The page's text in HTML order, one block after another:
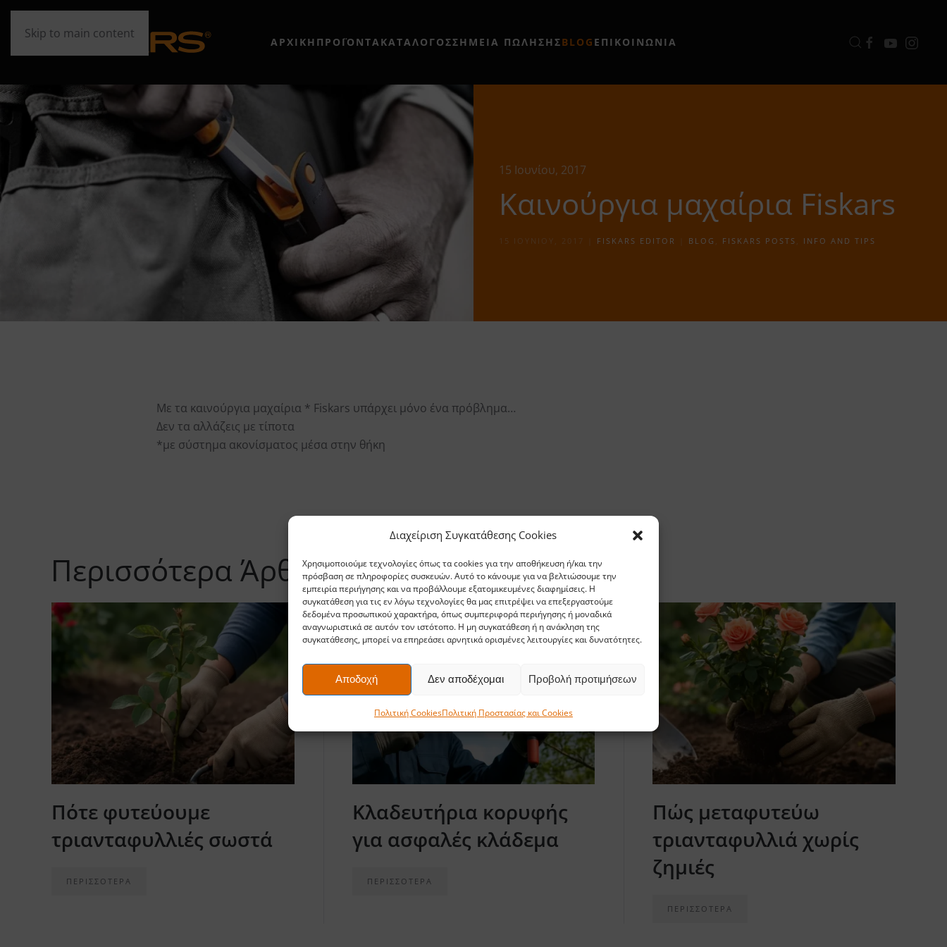
Διαχείριση Συγκατάθεσης Cookies
Χρησιμοποιούμε τεχνολογίες όπως τα cookies για την αποθήκευση ή/και την
πρόσβαση σε πληροφορίες συσκευών. Αυτό το κάνουμε για να βελτιώσουμε την
εμπειρία περιήγησης και να προβάλλουμε εξατομικευμένες διαφημίσεις. Η
συγκατάθεση για τις εν λόγω τεχνολογίες θα μας επιτρέψει να επεξεργαστούμε
δεδομένα προσωπικού χαρακτήρα, όπως συμπεριφορά περιήγησης ή μοναδικά
αναγνωριστικά σε αυτόν τον ιστότοπο. Η μη συγκατάθεση ή η ανάκληση της
συγκατάθεσης, μπορεί να επηρεάσει αρνητικά ορισμένες λειτουργίες και δυνατότητες.
Αποδοχή Δεν αποδέχομαι Προβολή προτιμήσεων
Πολιτική CookiesΠολιτική Προστασίας και Cookies
Skip to main content
ΑΡΧΙΚΗ ΠΡΟΪΟΝΤΑΚΑΤΑΛΟΓΟΣΣΗΜΕΊΑ ΠΏΛΗΣΗΣBLOG ΕΠΙΚΟΙΝΩΝΙΑ
15 Ιουνίου, 2017
Καινούργια μαχαίρια Fiskars
15 ΙΟΥΝΊΟΥ, 2017 FISKARS EDITOR BLOG FISKARS POSTS INFO AND TIPS
Με τα καινούργια μαχαίρια * Fiskars υπάρχει μόνο ένα πρόβλημα…
Δεν τα αλλάζεις με τίποτα
*με σύστημα ακονίσματος μέσα στην θήκη
Περισσότερα Άρθρα
Πότε φυτεύουμε
τριανταφυλλιές σωστά
ΠΕΡΙΣΣΟΤΕΡΑ
Κλαδευτήρια κορυφής
για ασφαλές κλάδεμα
ΠΕΡΙΣΣΟΤΕΡΑ
Πώς μεταφυτεύω
τριανταφυλλιά χωρίς
ζημιές
ΠΕΡΙΣΣΟΤΕΡΑ